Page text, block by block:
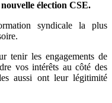
élection CSE.
syndicale la plus
tenir les engagements de
vos intérêts au côté des
aussi ont leur légitimité